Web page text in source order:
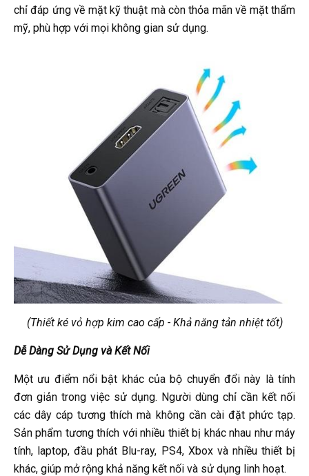
chỉ đáp ứng về mặt kỹ thuật mà còn thỏa mãn về mặt thẩm
mỹ, phù hợp với mọi không gian sử dụng.
(Thiết ké vỏ hợp kim cao cấp - Khả năng tản nhiệt tốt)
Dễ Dàng Sử Dụng và Kết Nối
Một ưu điểm nổi bật khác của bộ chuyển đổi này là tính
đơn giản trong việc sử dụng. Người dùng chỉ cần kết nối
các dây cáp tương thích mà không cần cài đặt phức tạp.
Sản phẩm tương thích với nhiều thiết bị khác nhau như máy
tính, laptop, đầu phát Blu-ray, PS4, Xbox và nhiều thiết bị
khác, giúp mở rộng khả năng kết nối và sử dụng linh hoạt.